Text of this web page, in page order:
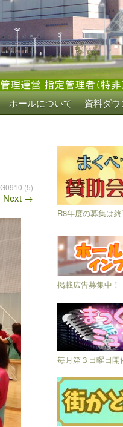
ホールについて 資料ダ
(5)
Next →
R8年度の募集は
掲載広告募集中！
毎月第３日曜日開